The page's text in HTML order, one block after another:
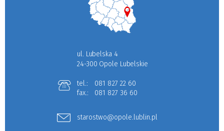
ul. Lubelska 4
24-300 Opole Lubelskie
tel.:
081 827 22 60
fax.:
081 827 36 60
starostwo@opole.lublin.pl